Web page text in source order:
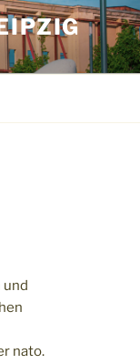
nato.